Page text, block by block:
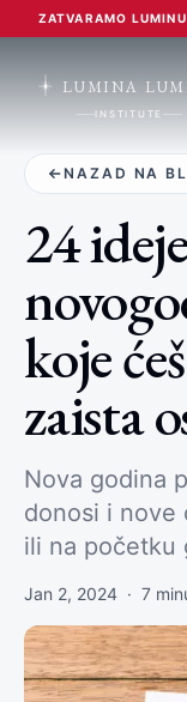
ZATVARAMO
LUMINA
INSTITUTE
NAZAD NA
24
koje
zaista
Nova godina
donosi i nove
ili na početku
Jan 2, 2024 · 7